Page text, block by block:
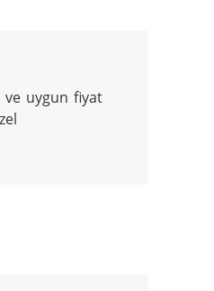
ve uygun fiyat